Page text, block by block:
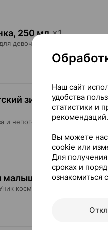
, 250 мл×1
девочек],
зимний крем,
и непогоды], Уник косметик,
малыша, гель,250 мл×
косметик
Наш сайт
удобства
статистики и
рекомендаций.
Вы можете
cookie или
Для
сроках и
ознакомиться